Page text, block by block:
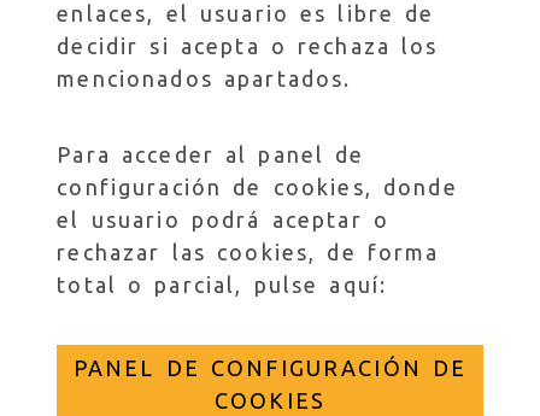
enlaces, el usuario es libre de
decidir si acepta o rechaza los
mencionados apartados.
Para acceder al panel de
configuración de cookies, donde
el usuario podrá aceptar o
rechazar las cookies, de forma
total o parcial, pulse aquí:
PANEL DE CONFIGURACIÓN DE
COOKIES